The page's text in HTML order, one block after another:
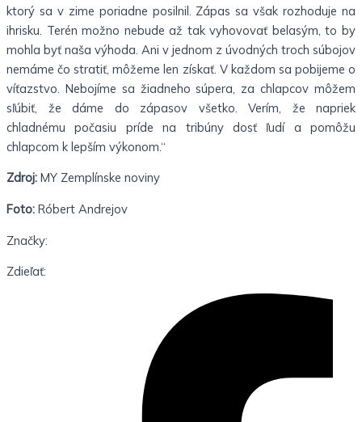
ktorý sa v zime poriadne posilnil. Zápas sa však rozhoduje na
ihrisku. Terén možno nebude až tak vyhovovať belasým, to by
mohla byť naša výhoda. Ani v jednom z úvodných troch súbojov
nemáme čo stratiť, môžeme len získať. V každom sa pobijeme o
víťazstvo. Nebojíme sa žiadneho súpera, za chlapcov môžem
sľúbiť, že dáme do zápasov všetko. Verím, že napriek
chladnému počasiu príde na tribúny dosť ľudí a pomôžu
chlapcom k lepším výkonom.“
Zdroj: MY Zemplínske noviny
Foto: Róbert Andrejov
Značky:
Zdieľať: